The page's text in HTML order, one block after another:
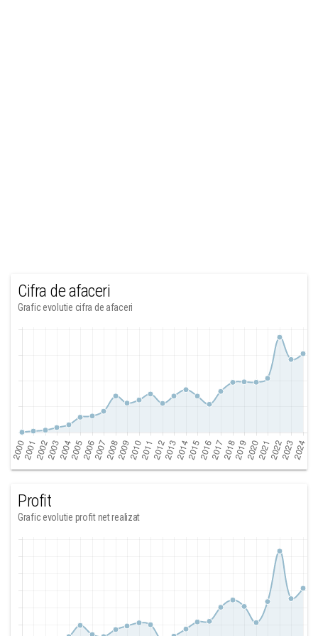
Cifra de afaceri
Grafic evolutie cifra de afaceri
Profit
Grafic evolutie profit net realizat